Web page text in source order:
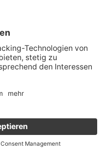
Kleinwagen
100km (komb.)*
€ 7.999 ,-
online